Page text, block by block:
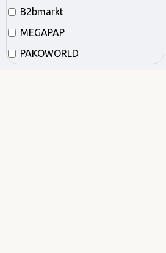
B2bmarkt
MEGAPAP
PAKOWORLD